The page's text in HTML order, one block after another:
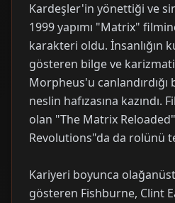
Kardeşler'in yönettiği ve
1999 yapımı "Matrix"
karakteri oldu. İnsanlığın
gösteren bilge ve
Morpheus'u
neslin hafızasına kazındı.
olan "The Matrix
Revolutions"da da rolünü
Kariyeri boyunca
gösteren Fishburne, Clint